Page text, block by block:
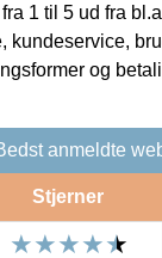
1 til 5 ud fra
kundeservice,
og
anmeldte
Stjerner